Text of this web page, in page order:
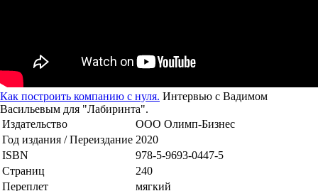
Как построить компанию с нуля. Интервью с Вадимом
Васильевым для "Лабиринта".
Издательство
ООО Олимп-Бизнес
Год издания / Переиздание 2020
ISBN
978-5-9693-0447-5
Страниц
240
Переплет
мягкий